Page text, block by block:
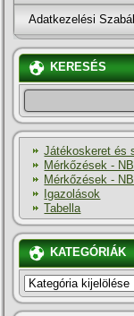
Adatkezelési
KERESÉS
Játékoskeret és
Mérkőzések - NB I
Mérkőzések - NB
Igazolások
Tabella
KATEGÓRIÁK
KATEGÓRIÁK